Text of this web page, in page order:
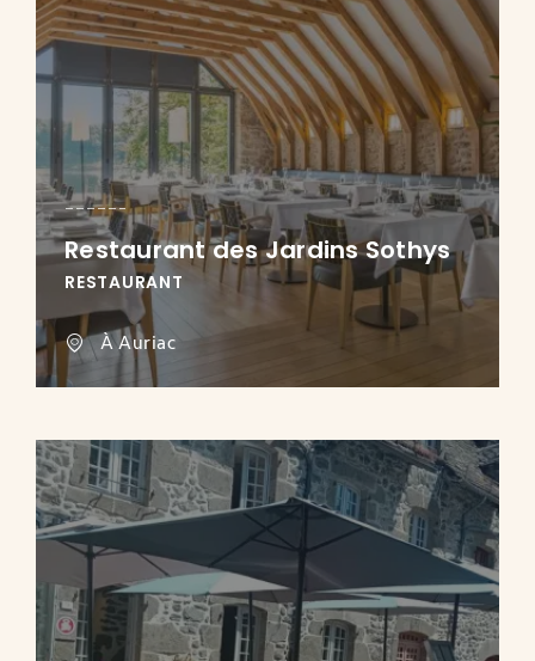
Restaurant des Jardins Sothys
RESTAURANT
À Auriac